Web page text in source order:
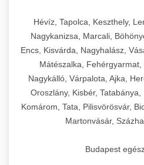
Hévíz, Tapolca, Keszthely,
Nagykanizsa, Marcali,
Encs, Kisvárda, Nagyhalász,
Mátészalka,
Nagykálló, Várpalota, Ajka,
Oroszlány, Kisbér, Tatabánya,
Komárom, Tata, Pilisvörösvár,
Martonvásár,
Budapest